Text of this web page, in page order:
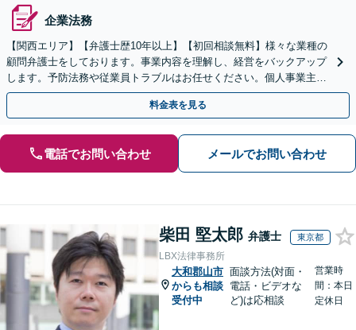
企業法務
【関西エリア】【弁護士歴10年以上】【初回相談無料】様々な業種の
顧問弁護士をしております。事業内容を理解し、経営をバックアップ
します。予防法務や従業員トラブルはお任せください。個人事業主か
らのご相談も可【休日・夜間相談可】
料金表を見る
電話でお問い合わせ メールでお問い合わせ
柴田 堅太郎 弁護士 東京都
LBX法律事務所
大和郡山市
からも相談
受付中
面談方法(対面・
電話・ビデオな
ど)は応相談
営業時
間：本日
定休日